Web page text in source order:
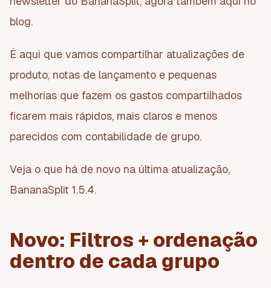
blog.
É aqui que vamos compartilhar atualizações de
produto, notas de lançamento e pequenas
melhorias que fazem os gastos compartilhados
ficarem mais rápidos, mais claros e menos
parecidos com contabilidade de grupo.
Veja o que há de novo na última atualização,
BananaSplit 1.5.4.
Novo: Filtros + ordenação
dentro de cada grupo